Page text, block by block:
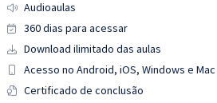
Audioaulas
360 dias para acessar
Download ilimitado das aulas
Acesso no Android, iOS, Windows e Mac
Certificado de conclusão